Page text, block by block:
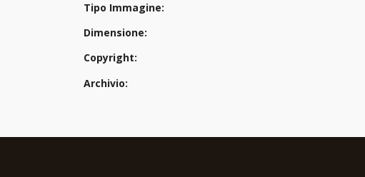
Tipo Immagine:
Dimensione:
Copyright:
Archivio: